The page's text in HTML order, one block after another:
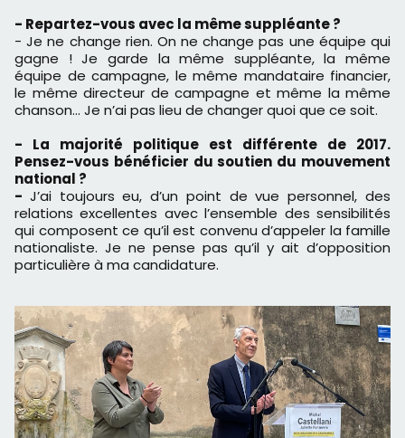
- Repartez-vous avec la même suppléante ?
- Je ne change rien. On ne change pas une équipe qui
gagne ! Je garde la même suppléante, la même
équipe de campagne, le même mandataire financier,
le même directeur de campagne et même la même
chanson… Je n’ai pas lieu de changer quoi que ce soit.
- La majorité politique est différente de 2017.
Pensez-vous bénéficier du soutien du mouvement
national ?
- J’ai toujours eu, d’un point de vue personnel, des
relations excellentes avec l’ensemble des sensibilités
qui composent ce qu’il est convenu d’appeler la famille
nationaliste. Je ne pense pas qu’il y ait d’opposition
particulière à ma candidature.